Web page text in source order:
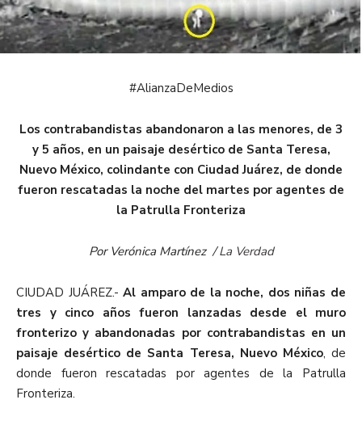
#AlianzaDeMedios
Los contrabandistas abandonaron a las menores, de 3
y 5 años, en un paisaje desértico de Santa Teresa,
Nuevo México, colindante con Ciudad Juárez, de donde
fueron rescatadas la noche del martes por agentes de
la Patrulla Fronteriza
Por Verónica Martínez /La Verdad
CIUDAD JUÁREZ.-Al amparo de la noche, dos niñas de
tres y cinco años fueron lanzadas desde el muro
fronterizo y abandonadas por contrabandistas en un
paisaje desértico de Santa Teresa, Nuevo México, de
donde fueron rescatadas por agentes de la Patrulla
Fronteriza.